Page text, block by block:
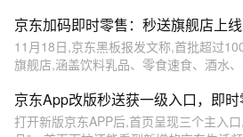
京东加码即时零售：秒送旗舰店上线
11月18日,京东黑板报发文称,首批超过
旗舰店,涵盖饮料乳品、零食速食、酒水
京东App改版秒送获一级入口，即
打开新版京东APP后,首页呈现三个主入口